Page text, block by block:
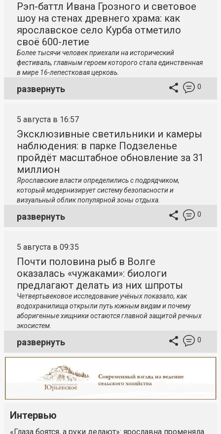
Рэп-баттл Ивана Грозного и световое
шоу на стенах древнего храма: как
ярославское село Курба отметило
своё 600-летие
Более тысячи человек приехали на исторический
фестиваль, главным героем которого стала единственная
в мире 16-лепестковая церковь.
развернуть 0
5 августа в 16:57
Эксклюзивные светильники и камеры
наблюдения: в парке Подзеленье
пройдёт масштабное обновление за 31
миллион
Ярославские власти определились с подрядчиком,
который модернизирует систему безопасности и
визуальный облик популярной зоны отдыха.
развернуть 0
5 августа в 09:35
Почти половина рыб в Волге
оказалась «чужаками»: биологи
предлагают делать из них шпроты
Четвертьвековое исследование учёных показало, как
водохранилища открыли путь южным видам и почему
аборигенные хищники остаются главной защитой речных
экосистем.
развернуть 0
Интервью
«Глаза боятся, а руки делают»: ярославна променяла